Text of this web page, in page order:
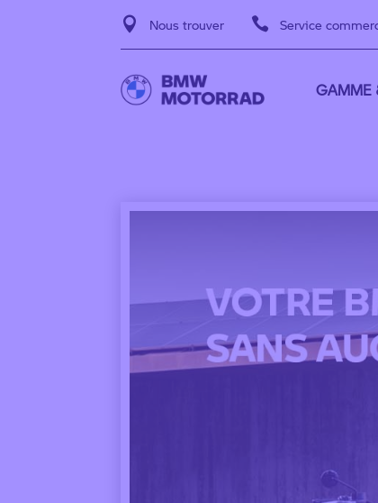
 Nous trouver  Service
GAMME